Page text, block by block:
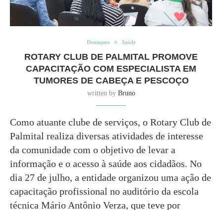
Destaques Saúde
ROTARY CLUB DE PALMITAL PROMOVE
CAPACITAÇÃO COM ESPECIALISTA EM
TUMORES DE CABEÇA E PESCOÇO
written by Bruno
Como atuante clube de serviços, o Rotary Club de
Palmital realiza diversas atividades de interesse
da comunidade com o objetivo de levar a
informação e o acesso à saúde aos cidadãos. No
dia 27 de julho, a entidade organizou uma ação de
capacitação profissional no auditório da escola
técnica Mário Antônio Verza, que teve por